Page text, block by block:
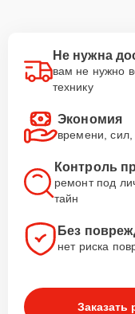
Не нужна
вам не нужно
технику
Экономия
времени, сил,
Контроль
ремонт под
тайн
Без
нет риска
Заказать